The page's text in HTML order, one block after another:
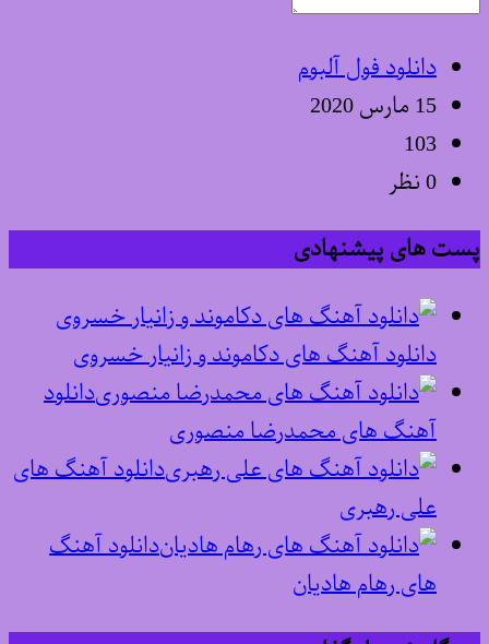
دانلود فول آلبوم
15 مارس 2020
103
0 نظر
پست های پیشنهادی
دانلود آهنگ های دکاموند و زانیار خسروی
دانلود
آهنگ های محمدرضا منصوری
دانلود آهنگ های
علی رهبری
دانلود آهنگ
های رهام هادیان